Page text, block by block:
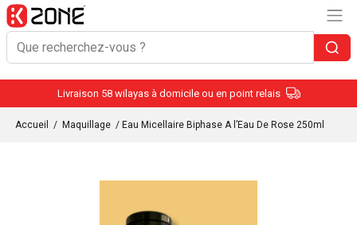
Livraison 58 wilayas à domicile ou en point relais
Accueil / Maquillage / Eau Micellaire Biphase A l’Eau De Rose 250ml